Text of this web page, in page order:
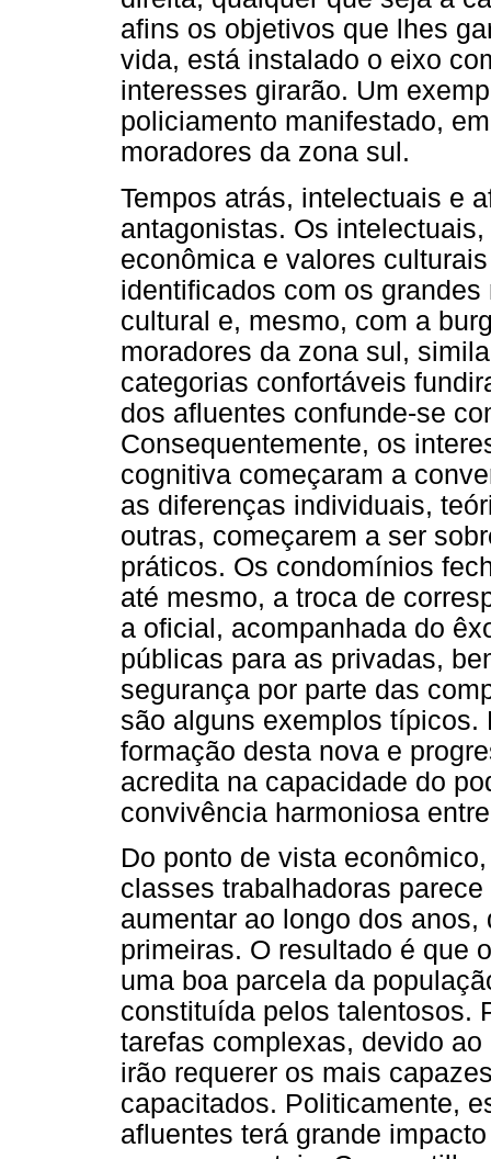
afins os objetivos que lhes
vida, está instalado o eixo
interesses girarão. Um
policiamento manifestado,
moradores da zona sul.
Tempos atrás, intelectuais e
antagonistas. Os
econômica e valores
identificados com os
cultural e, mesmo, com a
moradores da zona sul,
categorias confortáveis
dos afluentes confunde-se
Consequentemente, os
cognitiva começaram a
as diferenças individuais,
outras, começarem a ser
práticos. Os condomínios
até mesmo, a troca de
a oficial, acompanhada do
públicas para as privadas,
segurança por parte das
são alguns exemplos típicos.
formação desta nova e
acredita na capacidade do
convivência harmoniosa
Do ponto de vista
classes trabalhadoras
aumentar ao longo dos
primeiras. O resultado é que
uma boa parcela da
constituída pelos talentosos.
tarefas complexas, devido
irão requerer os mais
capacitados. Politicamente,
afluentes terá grande